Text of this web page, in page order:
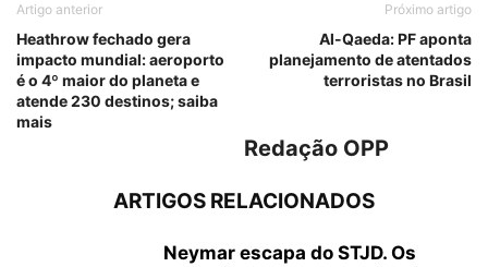
Artigo anterior
Heathrow fechado gera
impacto mundial: aeroporto
é o 4º maior do planeta e
atende 230 destinos; saiba
mais
Próximo artigo
Al-Qaeda: PF aponta
planejamento de atentados
terroristas no Brasil
Redação OPP
ARTIGOS RELACIONADOS
Neymar escapa do STJD. Os